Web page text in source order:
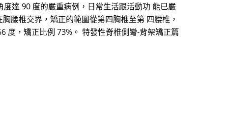
達 90 度的嚴重病例，日常生活跟活動功 能已嚴
腰椎交界，矯正的範圍從第四胸椎至第 四腰椎，
度，矯正比例 73%。 特發性脊椎側彎-背架矯正篇